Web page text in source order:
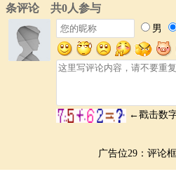
风水调整：建议在家中布置明财位，并
蜍，以增强财运和健康运。保持明财位
室床头摆放绿色植物，如绿萝或吊兰，
力。
避免参与高风险运动项目
富含纤维素的食物。这些有助于提高身
不同大运阶段，病符星的影响程度会发
广告位29：评论